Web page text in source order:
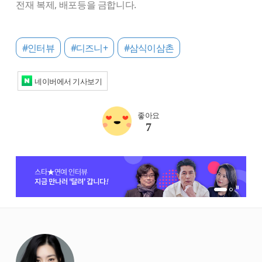
전재 복제, 배포등을 금합니다.
#인터뷰 #디즈니+ #삼식이삼촌
네이버에서 기사보기
좋아요
7
1번 배너 보기
2번 배너 보기